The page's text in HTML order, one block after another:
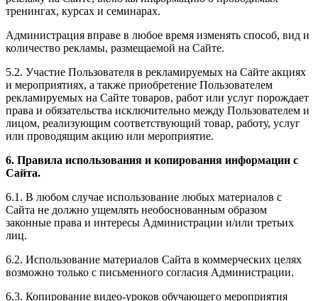
тренингах, курсах и семинарах.
Администрация вправе в любое время изменять способ, вид и
количество рекламы, размещаемой на Сайте.
5.2. Участие Пользователя в рекламируемых на Сайте акциях
и мероприятиях, а также приобретение Пользователем
рекламируемых на Сайте товаров, работ или услуг порождает
права и обязательства исключительно между Пользователем и
лицом, реализующим соответствующий товар, работу, услуг
или проводящим акцию или мероприятие.
6. Правила использования и копирования информации с
Сайта.
6.1. В любом случае использование любых материалов с
Сайта не должно ущемлять необоснованным образом
законные права и интересы Администрации и/или третьих
лиц.
6.2. Использование материалов Сайта в коммерческих целях
возможно только с письменного согласия Администрации.
6.3. Копирование видео-уроков обучающего мероприятия